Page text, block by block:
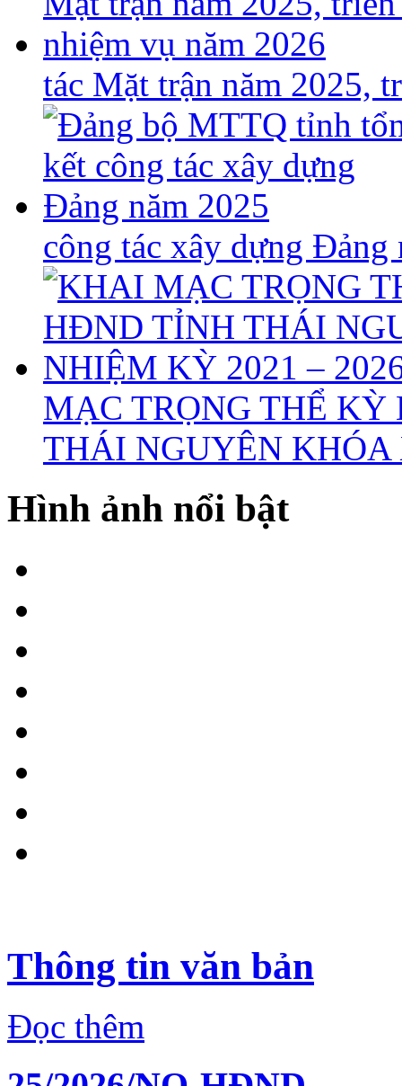
tác Mặt trận năm 2025,
công tác xây dựng Đảng
MẠC TRỌNG THỂ
THÁI NGUYÊN KHÓA
Hình ảnh nổi bật
Thông tin văn bản
Đọc thêm